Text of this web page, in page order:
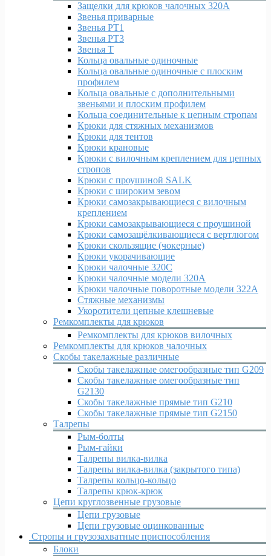
Защелки для крюков чалочных 320А
Звенья приварные
Звенья РТ1
Звенья РТ3
Звенья Т
Кольца овальные одиночные
Кольца овальные одиночные c плоским
профилем
Кольца овальные с дополнительными
звеньями и плоским профилем
Кольца соединительные к цепным стропам
Крюки для стяжных механизмов
Крюки для тентов
Крюки крановые
Крюки с вилочным креплением для цепных
стропов
Крюки с проушиной SALK
Крюки с широким зевом
Крюки самозакрывающиеся с вилочным
креплением
Крюки самозакрывающиеся с проушиной
Крюки самозащёлкивающиеся с вертлюгом
Крюки скользящие (чокерные)
Крюки укорачивающие
Крюки чалочные 320C
Крюки чалочные модели 320А
Крюки чалочные поворотные модели 322А
Стяжные механизмы
Укоротители цепные клешневые
Ремкомплекты для крюков
Ремкомплекты для крюков вилочных
Ремкомплекты для крюков чалочных
Скобы такелажные различные
Скобы такелажные омегообразные тип G209
Скобы такелажные омегообразные тип
G2130
Скобы такелажные прямые тип G210
Скобы такелажные прямые тип G2150
Талрепы
Рым-болты
Рым-гайки
Талрепы вилка-вилка
Талрепы вилка-вилка (закрытого типа)
Талрепы кольцо-кольцо
Талрепы крюк-крюк
Цепи круглозвенные грузовые
Цепи грузовые
Цепи грузовые оцинкованные
Стропы и грузозахватные приспособления
Блоки